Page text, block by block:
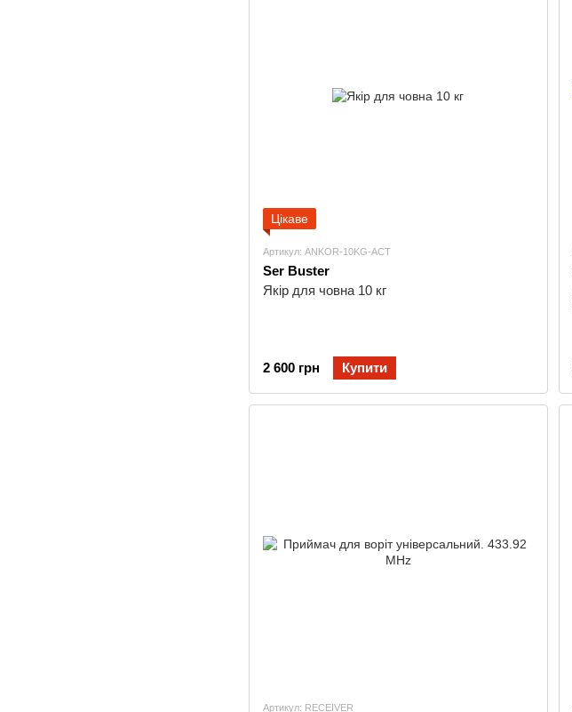
Цікаве
Артикул: ANKOR-10KG-ACT
Ser Buster
Якір для човна 10 кг
2 600 грн Купити
Артикул: RECEIVER